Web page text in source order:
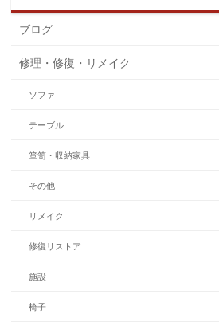
ブログ
修理・修復・リメイク
ソファ
テーブル
箪笥・収納家具
その他
リメイク
修復リストア
施設
椅子